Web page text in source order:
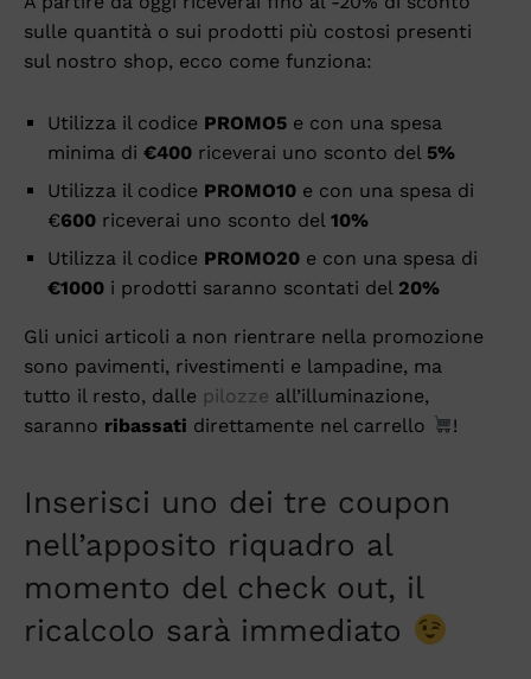
sulle quantità o sui prodotti più costosi presenti
sul nostro shop, ecco come funziona:
Utilizza il codice PROMO5 e con una spesa
minima di €400 riceverai uno sconto del 5%
Utilizza il codice PROMO10 e con una spesa di
€600 riceverai uno sconto del 10%
Utilizza il codice PROMO20 e con una spesa di
€1000 i prodotti saranno scontati del 20%
Gli unici articoli a non rientrare nella promozione
sono pavimenti, rivestimenti e lampadine, ma
tutto il resto, dalle pilozze all’illuminazione,
saranno ribassati direttamente nel carrello !
Inserisci uno dei tre coupon
nell’apposito riquadro al
momento del check out, il
ricalcolo sarà immediato